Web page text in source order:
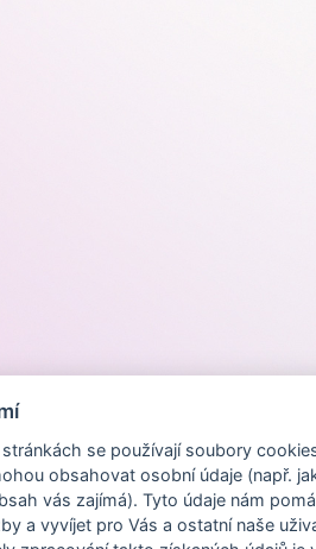
se používají soubory
obsahovat osobní údaje (např.
vás zajímá). Tyto údaje nám
a vyvíjet pro Vás a ostatní naše